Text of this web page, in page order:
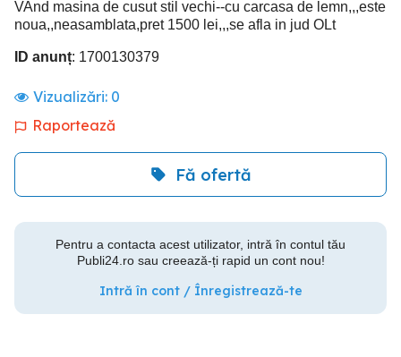
VAnd masina de cusut stil vechi--cu carcasa de lemn,,,este
noua,,neasamblata,pret 1500 lei,,,se afla in jud OLt
ID anunț: 1700130379
Vizualizări: 0
Raportează
Fă ofertă
Pentru a contacta acest utilizator, intră în contul tău
Publi24.ro sau creează-ți rapid un cont nou!
Intră în cont / Înregistrează-te